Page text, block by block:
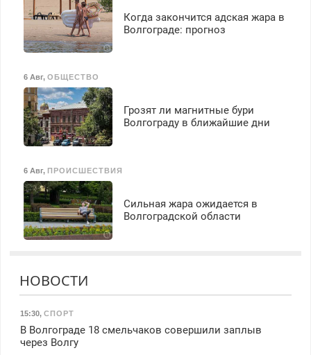
Когда закончится адская жара в
Волгограде: прогноз
6 Авг, ОБЩЕСТВО
Грозят ли магнитные бури
Волгограду в ближайшие дни
6 Авг, ПРОИСШЕСТВИЯ
Сильная жара ожидается в
Волгоградской области
НОВОСТИ
15:30, СПОРТ
В Волгограде 18 смельчаков совершили заплыв
через Волгу